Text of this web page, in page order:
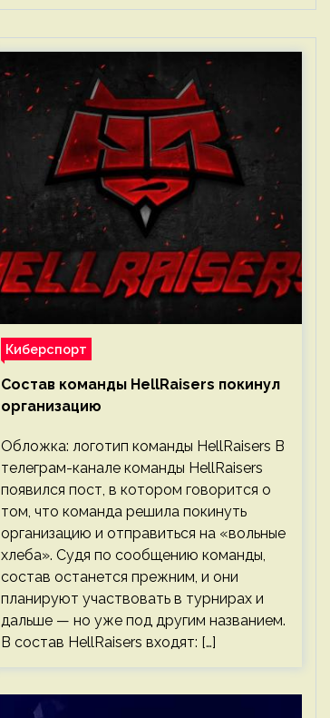
Киберспорт
Состав команды HellRaisers покинул
организацию
Обложка: логотип команды HellRaisers В
телеграм-канале команды HellRaisers
появился пост, в котором говорится о
том, что команда решила покинуть
организацию и отправиться на «вольные
хлеба». Судя по сообщению команды,
состав останется прежним, и они
планируют участвовать в турнирах и
дальше — но уже под другим названием.
В состав HellRaisers входят: […]